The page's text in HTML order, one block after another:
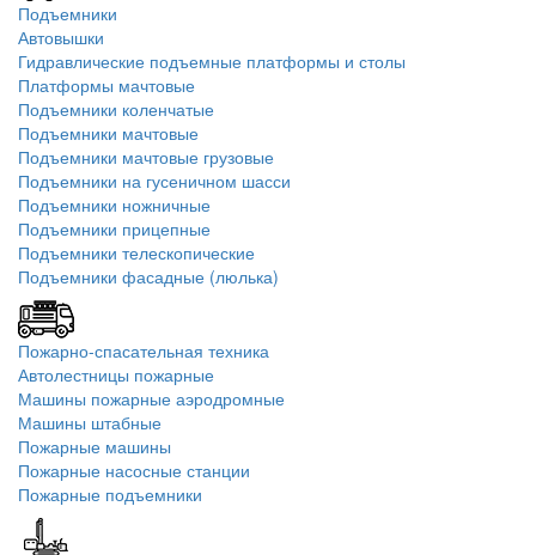
Подъемники
Автовышки
Гидравлические подъемные платформы и столы
Платформы мачтовые
Подъемники коленчатые
Подъемники мачтовые
Подъемники мачтовые грузовые
Подъемники на гусеничном шасси
Подъемники ножничные
Подъемники прицепные
Подъемники телескопические
Подъемники фасадные (люлька)
Пожарно-спасательная техника
Автолестницы пожарные
Машины пожарные аэродромные
Машины штабные
Пожарные машины
Пожарные насосные станции
Пожарные подъемники